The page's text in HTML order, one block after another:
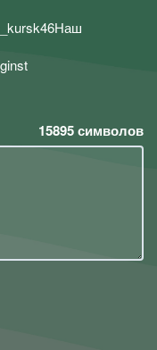
15895символов